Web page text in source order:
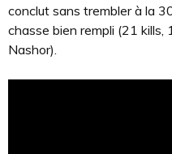
conclut sans trembler à la
chasse bien rempli (21
Nashor).